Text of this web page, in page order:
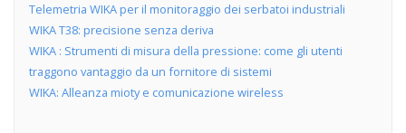
Telemetria WIKA per il monitoraggio dei serbatoi industriali
WIKA T38: precisione senza deriva
WIKA : Strumenti di misura della pressione: come gli utenti
traggono vantaggio da un fornitore di sistemi
WIKA: Alleanza mioty e comunicazione wireless